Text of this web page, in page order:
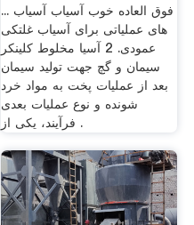
فوق العاده خوب آسیاب آسیاب ...
های عملیاتی برای آسیاب غلتکی
عمودی. 2 آسیا مخلوط کلینکر
سیمان و گچ جهت تولید سیمان
بعد از عملیات پخت به مواد خرد
شونده و نوع عملیات بعدی
فرآیند، یکی از .